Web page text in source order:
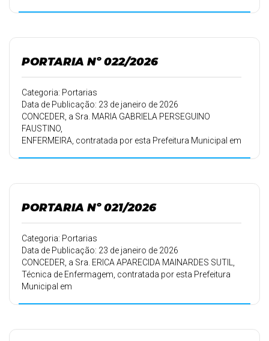
PORTARIA Nº 022/2026
Categoria: Portarias
Data de Publicação: 23 de janeiro de 2026
CONCEDER, a Sra. MARIA GABRIELA PERSEGUINO
FAUSTINO,
ENFERMEIRA, contratada por esta Prefeitura Municipal em
PORTARIA Nº 021/2026
Categoria: Portarias
Data de Publicação: 23 de janeiro de 2026
CONCEDER, a Sra. ERICA APARECIDA MAINARDES SUTIL,
Técnica de Enfermagem, contratada por esta Prefeitura
Municipal em